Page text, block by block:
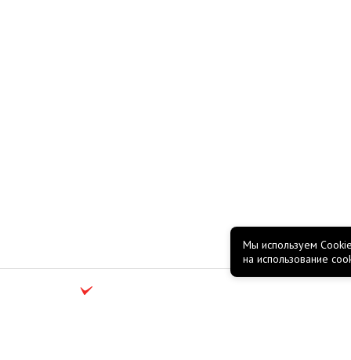
Мы используем
на использование